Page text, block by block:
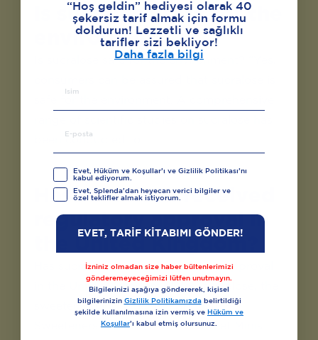
Is sucralose safe for the
environment?
Is sucralose safe for the environment? “Yes,
been conducted to…
Has sucralose received
regulatory approval in
Has sucralose received regulatory approval
in the United Kingdom? “Yes, sucralose, the
sweetening ingredient in SPLEND®
Sweeteners and SPLENDA® Sweet Minis
“Hoş geldin” hediyesi olarak 40
şekersiz tarif almak için formu
doldurun! Lezzetli ve sağlıklı
tarifler sizi bekliyor!
Daha fazla bilgi
Evet, Hüküm ve Koşullar’ı ve Gizlilik Politikası’nı
kabul ediyorum.
Evet, Splenda'dan heyecan verici bilgiler ve
özel teklifler almak istiyorum.
EVET, TARİF KİTABIMI GÖNDER!
İzniniz olmadan size haber bültenlerimizi
gönderemeyeceğimizi lütfen unutmayın.
Bilgilerinizi aşağıya göndererek, kişisel
bilgilerinizin Gizlilik Politikamızdabelirtildiği
şekilde kullanılmasına izin vermiş ve Hüküm ve
Koşullar’ı kabul etmiş olursunuz.